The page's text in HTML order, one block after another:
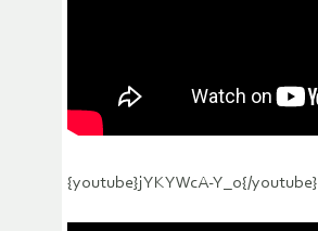
{youtube}jYKYWcA-Y_o{/youtube}